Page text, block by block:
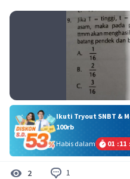
Ikuti Tryout SNBT &
100rb
Habis dalam
01 :11 :
2 1